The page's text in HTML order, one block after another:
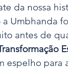
da nossa
Umbhanda
antes de
espelho para